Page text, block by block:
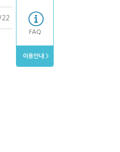
FAQ
이용안내 >